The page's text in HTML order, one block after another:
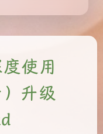
使用
升级